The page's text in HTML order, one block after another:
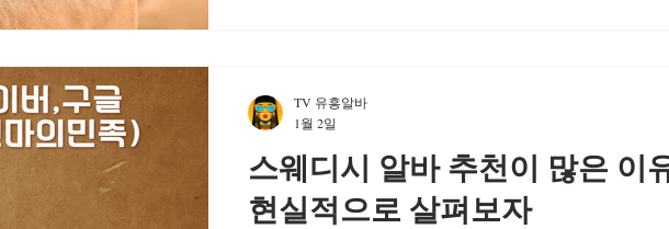
다.부드럽고 일정한 리듬의 관리 속에서 몸을 맡기기만
오래 남는 휴식 하루를 비우는 방법 강한 자극의 마사지
순간적인 시원함을 주지만, 스웨디시는 다르다.천천히
지는 압과 호흡에 맞춘 움직임은 몸의 긴장을 서서히 풀
주고, 관리가 끝난 후에도 잔잔한 안정감을 남긴다. 그
스웨디시는 한 번의 이벤트가 아니라 일상에 스
스웨디시 알바 추천이 많은 이
현실적으로 살펴보자
TV 유흥알바
1월 2일